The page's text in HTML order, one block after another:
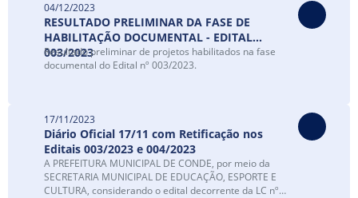
04/12/2023
RESULTADO PRELIMINAR DA FASE DE
HABILITAÇÃO DOCUMENTAL - EDITAL
003/2023
Resultado preliminar de projetos habilitados na fase
documental do Edital nº 003/2023.
17/11/2023
Diário Oficial 17/11 com Retificação nos
Editais 003/2023 e 004/2023
A PREFEITURA MUNICIPAL DE CONDE, por meio da
SECRETARIA MUNICIPAL DE EDUCAÇÃO, ESPORTE E
CULTURA, considerando o edital decorrente da LC nº